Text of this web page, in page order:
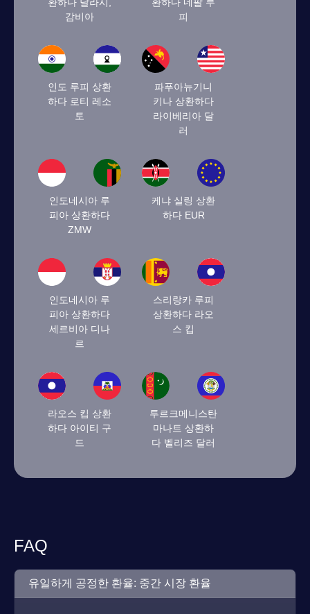
감비아
피
인도 루피 상환
하다 로티 레소
토
파푸아뉴기니
키나 상환하다
라이베리아 달
러
인도네시아 루
피아 상환하다
ZMW
케냐 실링 상환
하다 EUR
인도네시아 루
피아 상환하다
세르비아 디나
르
스리랑카 루피
상환하다 라오
스 킵
라오스 킵 상환
하다 아이티 구
드
투르크메니스탄
마나트 상환하
다 벨리즈 달러
FAQ
유일하게 공정한 환율: 중간 시장 환율